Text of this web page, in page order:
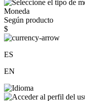
Moneda
Según producto
$
ES
EN